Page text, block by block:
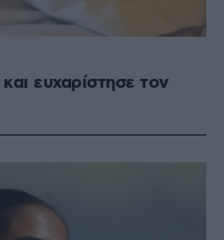
ευχαρίστησε τον